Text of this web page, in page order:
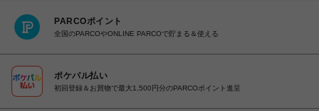
PARCOポイント
全国のPARCOやONLINE PARCOで貯まる＆使える
ポケパル払い
初回登録＆お買物で最大1,500円分のPARCOポイント進呈